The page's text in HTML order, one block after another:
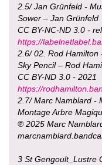
2.5/ Jan Grünfeld -
Sower – Jan Grünfeld
CC BY-NC-ND 3.0 -
https://
2.6/ 02. Rod Hamilton
Sky Pencil – Rod
CC BY-ND 3.0 - 2021
https://
2.7/ Marc Namblard -
Montage Arbre
℗ 2025 Marc
3 St Gengoult_Lustre